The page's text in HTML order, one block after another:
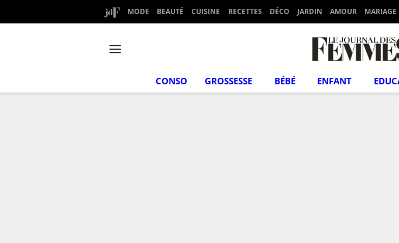
MODE BEAUTÉ CUISINE RECETTES DÉCO JARDIN AMOUR MARIAGE
CONSO GROSSESSE BÉBÉ ENFANT